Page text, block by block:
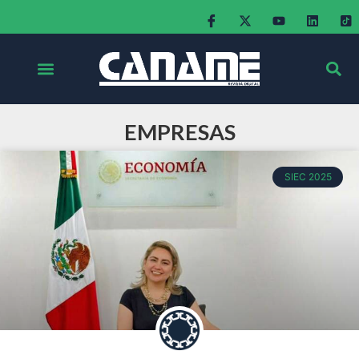
EMPRESAS
SIEC 2025